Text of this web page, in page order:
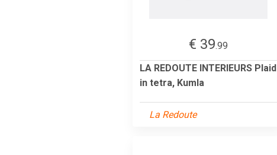
€ 39.99
LA REDOUTE INTERIEURS Plaid
in tetra, Kumla
La Redoute